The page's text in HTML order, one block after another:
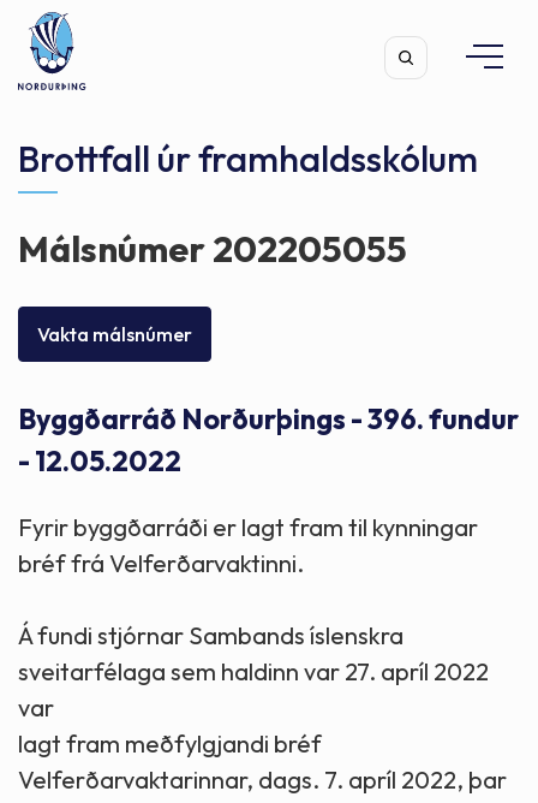
Leita
Brottfall úr framhaldsskólum
Málsnúmer 202205055
Vakta málsnúmer
Byggðarráð Norðurþings - 396. fundur
- 12.05.2022
Fyrir byggðarráði er lagt fram til kynningar
bréf frá Velferðarvaktinni.
Á fundi stjórnar Sambands íslenskra
sveitarfélaga sem haldinn var 27. apríl 2022
var
lagt fram meðfylgjandi bréf
Velferðarvaktarinnar, dags. 7. apríl 2022, þar